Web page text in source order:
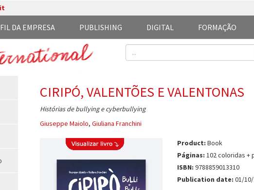
FORMAÇÃO
DIGITAL
PUBLISHING
DA EMPRESA
CIRIPÓ, VALENTÕES E VALENTONAS
Histórias de bullying e cyberbullying
Giuseppe Maiolo, Giuliana Franchini
Product: Book
Páginas: 102 coloridas +
ISBN: 9788859013310
Publication date: 01/